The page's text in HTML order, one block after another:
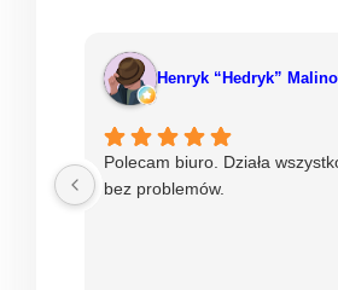
Henryk “Hedryk”
Polecam biuro. Działa
bez problemów.